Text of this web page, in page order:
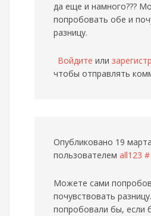
да еще и намного???
попробовать обе и
разницу.
Войдите или
чтобы отправлять
Опубликовано 19
пользователем all123 #
Можете сами
почувствовать разницу.
попробовали бы, если